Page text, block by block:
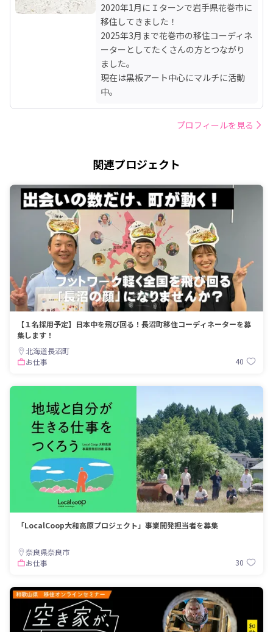
2020年1月にＩターンで岩手県花巻市に
移住してきました！
2025年3月まで花巻市の移住コーディネ
ーターとしてたくさんの方とつながり
ました。
現在は黒板アート中心にマルチに活動
中。
プロフィールを見る
関連プロジェクト
【１名採用予定】日本中を飛び回る！長沼町移住コーディネーターを募
集します！
北海道長沼町
お仕事
40
「LocalCoop大和高原プロジェクト」事業開発担当者を募集
奈良県奈良市
お仕事
30